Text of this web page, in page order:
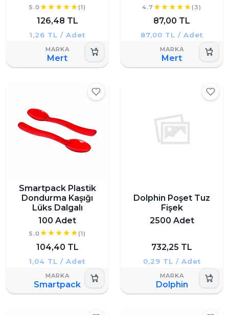
5.0 (1)
126,48 TL
1,26 TL / Adet
Mert
4.7 (3)
87,00 TL
87,00 TL / Adet
Mert
Smartpack Plastik
Dondurma Kaşığı
Lüks Dalgalı
100 Adet
5.0 (1)
104,40 TL
1,04 TL / Adet
Smartpack
Dolphin Poşet Tuz
Fişek
2500 Adet
732,25 TL
0,29 TL / Adet
Dolphin